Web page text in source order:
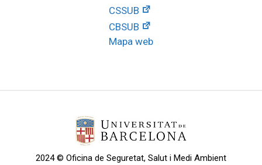
CSSUB
CBSUB
Mapa web
2024 © Oficina de Seguretat, Salut i Medi Ambient